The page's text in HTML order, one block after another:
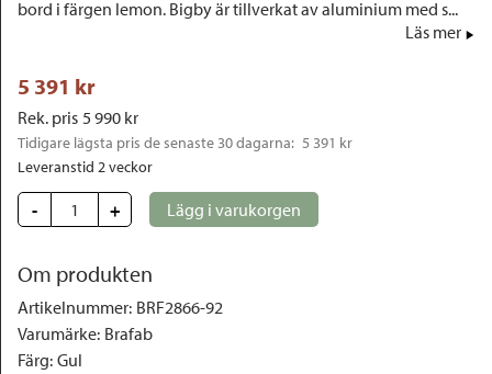
bord i färgen lemon. Bigby är tillverkat av aluminium med s...
Läs mer
5 391 kr
Rek. pris 5 990 kr
Tidigare lägsta pris de senaste 30 dagarna: 5 391 kr
Leveranstid 2 veckor
- + Lägg i varukorgen
Om produkten
Artikelnummer: BRF2866-92
Varumärke: Brafab
Färg: Gul